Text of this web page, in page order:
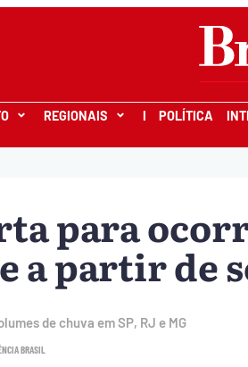
REGIONAIS I POLÍTICA
para
a partir de
de chuva em SP, RJ e MG
BRASIL